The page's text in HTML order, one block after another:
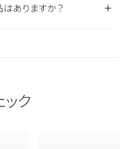
ありますか？
意もございますので
ク